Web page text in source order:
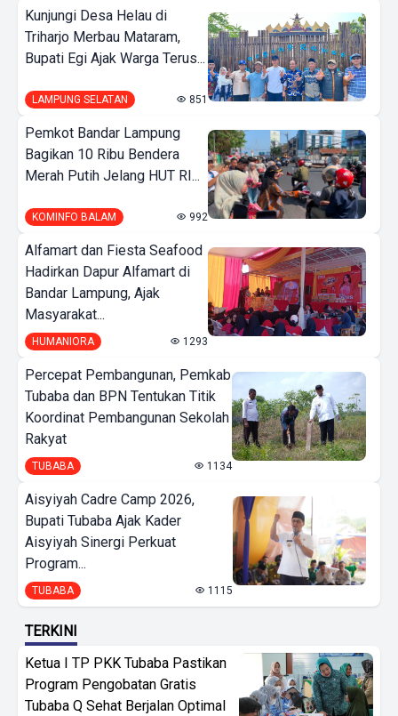
Kunjungi Desa Helau di
Triharjo Merbau Mataram,
Bupati Egi Ajak Warga Terus...
LAMPUNG SELATAN 851
Pemkot Bandar Lampung
Bagikan 10 Ribu Bendera
Merah Putih Jelang HUT RI...
KOMINFO BALAM 992
Alfamart dan Fiesta Seafood
Hadirkan Dapur Alfamart di
Bandar Lampung, Ajak
Masyarakat...
HUMANIORA 1293
Percepat Pembangunan, Pemkab
Tubaba dan BPN Tentukan Titik
Koordinat Pembangunan Sekolah
Rakyat
TUBABA 1134
Aisyiyah Cadre Camp 2026,
Bupati Tubaba Ajak Kader
Aisyiyah Sinergi Perkuat
Program...
TUBABA 1115
TERKINI
Ketua I TP PKK Tubaba Pastikan
Program Pengobatan Gratis
Tubaba Q Sehat Berjalan Optimal